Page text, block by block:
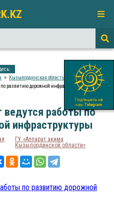
Кызылординская область
по развитию дорожной инфраструктуры
ведутся работы по
инфраструктуры
ГУ «Аппарат акима
Кызылординской области»